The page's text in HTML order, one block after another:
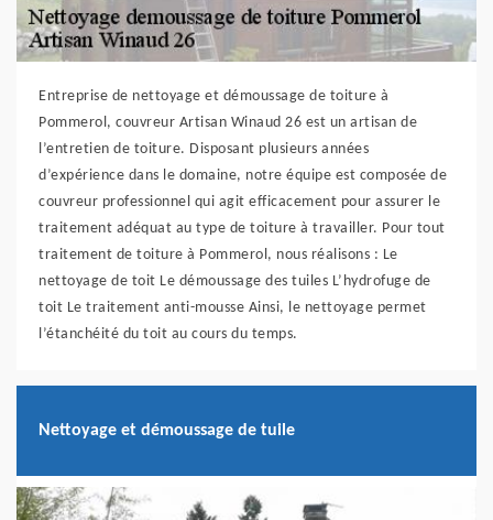
Entreprise de nettoyage et démoussage de toiture à
Pommerol, couvreur Artisan Winaud 26 est un artisan de
l’entretien de toiture. Disposant plusieurs années
d’expérience dans le domaine, notre équipe est composée de
couvreur professionnel qui agit efficacement pour assurer le
traitement adéquat au type de toiture à travailler. Pour tout
traitement de toiture à Pommerol, nous réalisons : Le
nettoyage de toit Le démoussage des tuiles L’hydrofuge de
toit Le traitement anti-mousse Ainsi, le nettoyage permet
l’étanchéité du toit au cours du temps.
Nettoyage et démoussage de tuile